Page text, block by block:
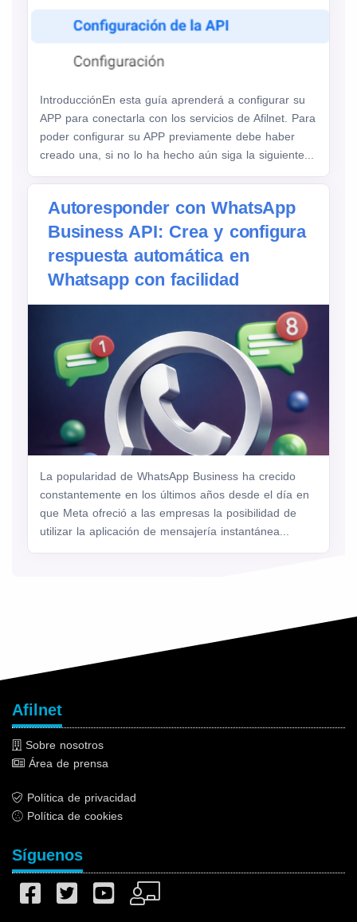
IntroducciónEn esta guía aprenderá a configurar su
APP para conectarla con los servicios de Afilnet. Para
poder configurar su APP previamente debe haber
creado una, si no lo ha hecho aún siga la siguiente...
Autoresponder con WhatsApp
Business API: Crea y configura
respuesta automática en
Whatsapp con facilidad
La popularidad de WhatsApp Business ha crecido
constantemente en los últimos años desde el día en
que Meta ofreció a las empresas la posibilidad de
utilizar la aplicación de mensajería instantánea...
Afilnet
Sobre nosotros
Área de prensa
Política de privacidad
Política de cookies
Síguenos